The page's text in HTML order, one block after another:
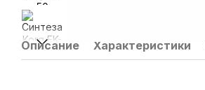
Описание Характеристики